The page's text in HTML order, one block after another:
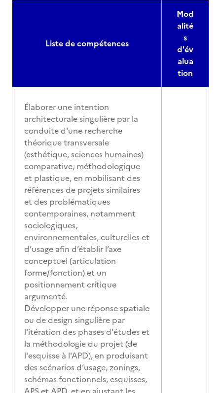
Liste de compétences
Mod
alité
s
d'év
alua
tion
Élaborer une intention
architecturale singulière par la
conduite d'une recherche
théorique transversale
(esthétique, sciences humaines)
comparative, méthodologique
et plastique, en mobilisant des
références de projets similaires
et des problématiques
contemporaines, notamment
sociologiques,
environnementales, culturelles et
d’usage afin d’établir l’axe
conceptuel (articulation
forme/fonction) et un
positionnement critique
argumenté.
Développer une réponse spatiale
ou de design singulière par
l'itération des phases d'études et
la méthodologie du projet (de
l'esquisse à l'APD), en produisant
des scénarios d’usage, zonings,
schémas fonctionnels, esquisses,